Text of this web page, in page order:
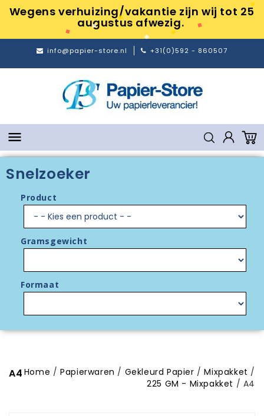
Wegens verhuizing/vakantie zijn wij tot 25
augustus afwezig.
info@papier-store.nl +31(0)592 - 860507

Snelzoeker
Product
Gramsgewicht
Formaat
A4 Home Papierwaren Gekleurd Papier
Mixpakket
225 GM - Mixpakket
A4